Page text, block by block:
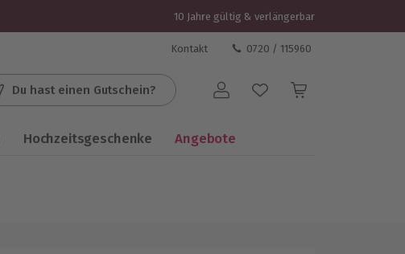
10 Jahre gültig & verlängerbar
Kontakt 0720 / 115960
Du hast einen Gutschein? Benutzerkonto
Hochzeitsgeschenke Angebote